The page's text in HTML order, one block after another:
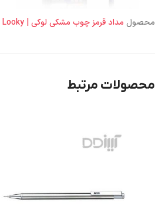
محصول مداد قرمز چوب مشکی لوکی | Looky
محصولات مرتبط